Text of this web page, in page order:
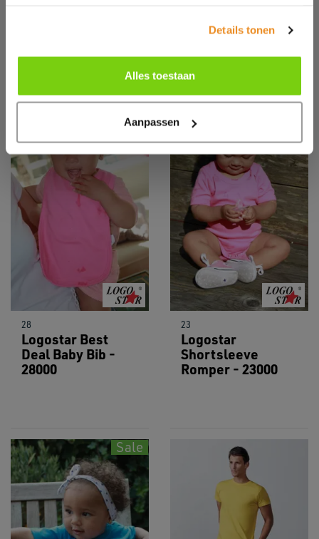
Details tonen
Alles toestaan
Aanpassen
Sale
28
Logostar Best
Deal Baby Bib -
28000
Sale
23
Logostar
Shortsleeve
Romper - 23000
Sale